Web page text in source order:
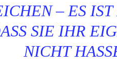
– ES
SIE IHR
NICHT